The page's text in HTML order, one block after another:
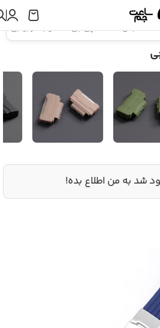
»مبدل ساعت مچی جی شاک و بند رابر آبی
شد به من اطلاع بده!